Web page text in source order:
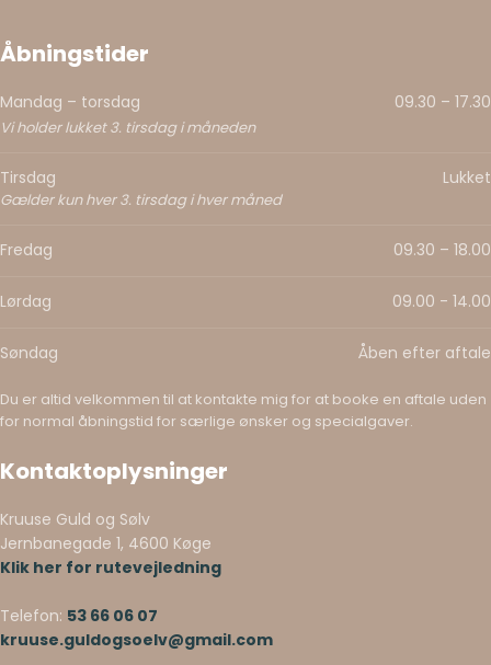
Åbningstider​
Mandag – torsdag 09.30 – 17.30​
Vi holder lukket 3. tirsdag i måneden
Tirsdag Lukket
Gælder kun hver 3. tirsdag i hver måned
Fredag 09.30 – 18.00​
Lørdag 09.00 - 14.00
Søndag Åben efter aftale
Du er altid velkommen til at kontakte mig for at booke en aftale uden
for normal åbningstid for særlige ønsker og specialgaver.
Kontaktoplysninger
Kruuse Guld og Sølv
Jernbanegade 1, 4600 Køge
Klik her for rutevejledning
Telefon: 53 66 06 07
kruuse.guldogsoelv@gmail.com